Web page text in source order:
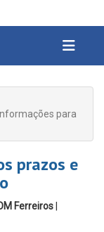
para
prazos e
Ferreiros